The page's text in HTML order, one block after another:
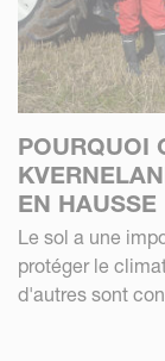
POURQUOI
EN HAUSSE
Le sol a une
protéger le
d'autres sont